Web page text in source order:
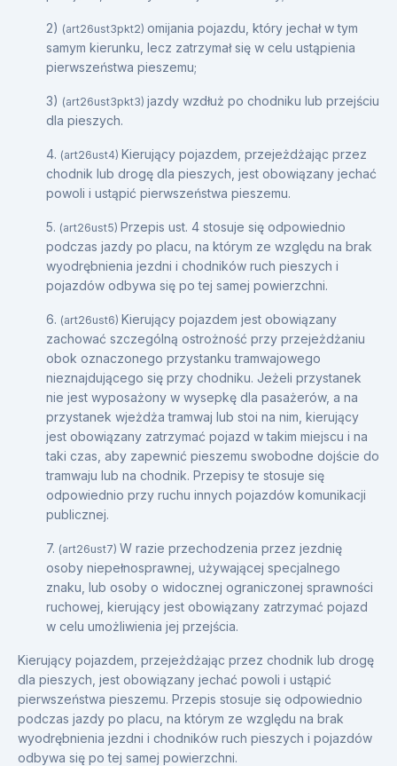
2) (art26ust3pkt2) omijania pojazdu, który jechał w tym
samym kierunku, lecz zatrzymał się w celu ustąpienia
pierwszeństwa pieszemu;
3) (art26ust3pkt3) jazdy wzdłuż po chodniku lub przejściu
dla pieszych.
4. (art26ust4) Kierujący pojazdem, przejeżdżając przez
chodnik lub drogę dla pieszych, jest obowiązany jechać
powoli i ustąpić pierwszeństwa pieszemu.
5. (art26ust5) Przepis ust. 4 stosuje się odpowiednio
podczas jazdy po placu, na którym ze względu na brak
wyodrębnienia jezdni i chodników ruch pieszych i
pojazdów odbywa się po tej samej powierzchni.
6. (art26ust6) Kierujący pojazdem jest obowiązany
zachować szczególną ostrożność przy przejeżdżaniu
obok oznaczonego przystanku tramwajowego
nieznajdującego się przy chodniku. Jeżeli przystanek
nie jest wyposażony w wysepkę dla pasażerów, a na
przystanek wjeżdża tramwaj lub stoi na nim, kierujący
jest obowiązany zatrzymać pojazd w takim miejscu i na
taki czas, aby zapewnić pieszemu swobodne dojście do
tramwaju lub na chodnik. Przepisy te stosuje się
odpowiednio przy ruchu innych pojazdów komunikacji
publicznej.
7. (art26ust7) W razie przechodzenia przez jezdnię
osoby niepełnosprawnej, używającej specjalnego
znaku, lub osoby o widocznej ograniczonej sprawności
ruchowej, kierujący jest obowiązany zatrzymać pojazd
w celu umożliwienia jej przejścia.
Kierujący pojazdem, przejeżdżając przez chodnik lub drogę
dla pieszych, jest obowiązany jechać powoli i ustąpić
pierwszeństwa pieszemu. Przepis stosuje się odpowiednio
podczas jazdy po placu, na którym ze względu na brak
wyodrębnienia jezdni i chodników ruch pieszych i pojazdów
odbywa się po tej samej powierzchni.